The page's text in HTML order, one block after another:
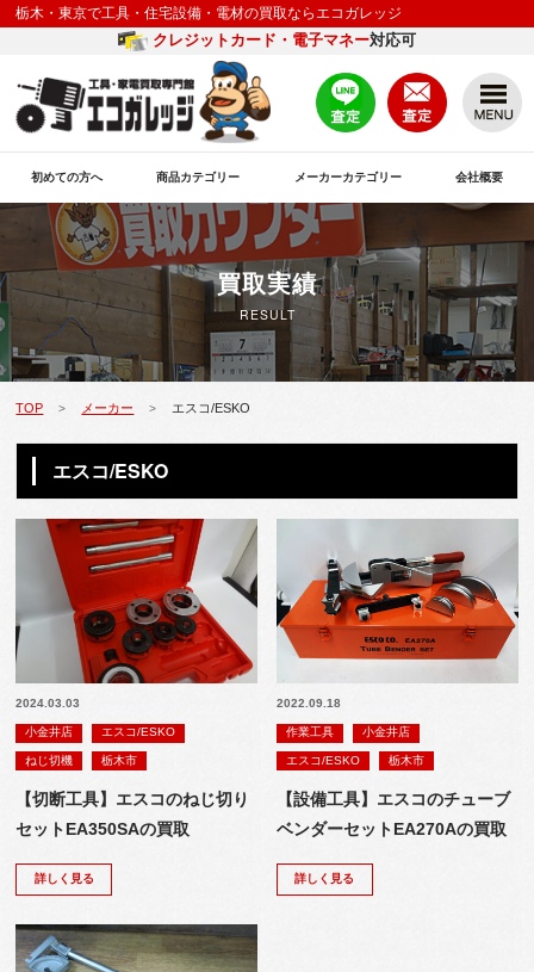
栃木・東京で工具・住宅設備・電材の買取ならエコガレッジ
クレジットカード・電子マネー対応可
初めての方へ 商品カテゴリー メーカーカテゴリー 会社概要
買取実績
RESULT
TOP > メーカー > エスコ/ESKO
エスコ/ESKO
2024.03.03
小金井店 エスコ/ESKO
ねじ切機 栃木市
【切断工具】エスコのねじ切り
セットEA350SAの買取
詳しく見る
2022.09.18
作業工具 小金井店
エスコ/ESKO 栃木市
【設備工具】エスコのチューブ
ベンダーセットEA270Aの買取
詳しく見る